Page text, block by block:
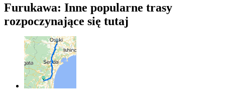
Furukawa: Inne popularne trasy
rozpoczynające się tutaj